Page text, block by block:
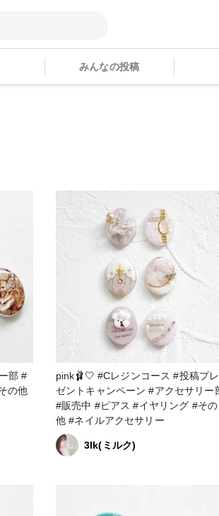
みんなの投稿
pink🩰🤍 #Cレジンコース #投稿プレ
ゼントキャンペーン #アクセサリー部
#販売中 #ピアス #イヤリング #その
他 #ネイルアクセサリー
3lk(ミルク)